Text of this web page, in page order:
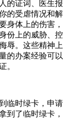
的证词、医生报
的受虐情况和解
身体上的伤害，
份上的威胁、控
辱。这些精神上
的办案经验可以
。
临时绿卡，申请
到了临时绿卡，